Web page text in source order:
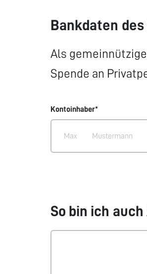
Bankdaten
Als
Spende an
Kontoinhaber*
So bin ich